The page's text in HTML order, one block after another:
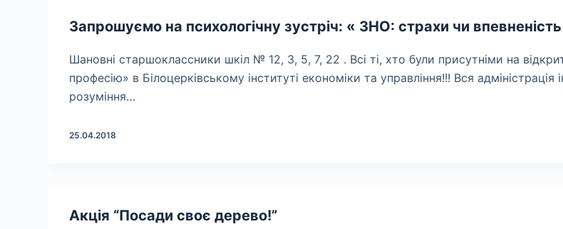
Запрошуємо на психологічну зустріч: « ЗНО: страхи чи впевненість
Шановні старшоклассники шкіл № 12, 3, 5, 7, 22 . Всі ті, хто були присутніми на
професію» в Білоцерківському інституті економіки та управління!!! Вся
розуміння…
25.04.2018
Акція “Посади своє дерево!”